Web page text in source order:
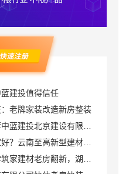
老牌家装改造新房整装
国内农村建房省心推荐中蓝建投北京建设有限公司四川
本地全包装修公司哪家好？云南至高新型建材有限公司
湖南装修公司湖南美学筑家建材老房翻新，湖南美学筑家建材有限公司焕新你的生活
同城快装（湖北）科技有限公司快住老房快装公司工期保障省心